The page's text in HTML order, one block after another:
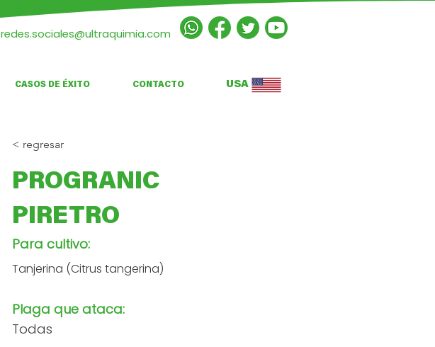
redes.sociales@ultraquimia.com
CASOS DE ÉXITO CONTACTO USA
< regresar
PROGRANIC
PIRETRO
Para cultivo:
Tanjerina (Citrus tangerina)
Plaga que ataca:
Todas